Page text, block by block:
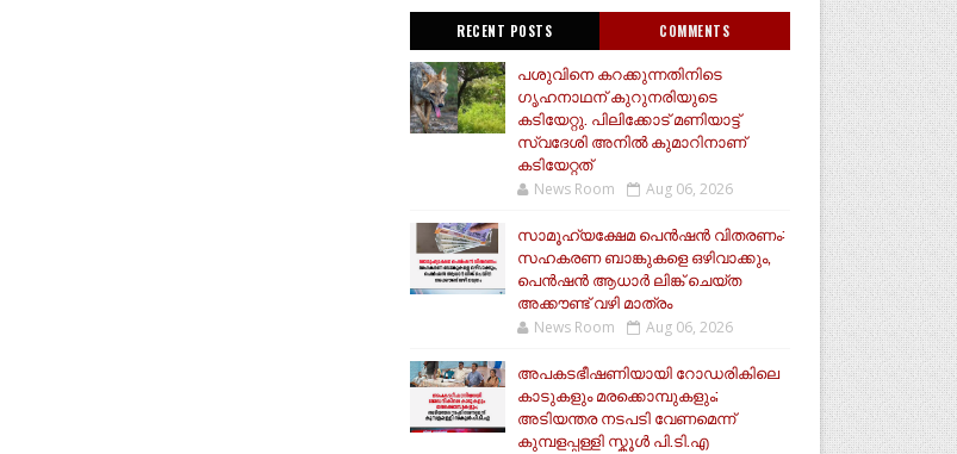
RECENT POSTS COMMENTS
പശുവിനെ കറക്കുന്നതിനിടെ
ഗൃഹനാഥന് കുറുനരിയുടെ
കടിയേറ്റു. പിലിക്കോട് മണിയാട്ട്
സ്വദേശി അനിൽ കുമാറിനാണ്
കടിയേറ്റത്
News Room Aug 06, 2026
സാമൂ​ഹ്യക്ഷേമ പെൻഷൻ വിതരണം:
സഹകരണ ബാങ്കുകളെ ഒഴിവാക്കും,
പെൻഷൻ ആധാർ‌ ലിങ്ക് ചെയ്ത
അക്കൗണ്ട് വഴി മാത്രം
News Room Aug 06, 2026
അപകടഭീഷണിയായി റോഡരികിലെ
കാടുകളും മരക്കൊമ്പുകളും;
അടിയന്തര നടപടി വേണമെന്ന്
കുമ്പളപ്പള്ളി സ്കൂൾ പി.ടി.എ